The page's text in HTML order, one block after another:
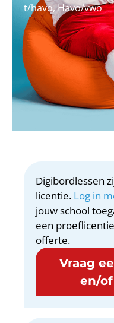
t/havo,Havo/vwo
Digibordlessen
licentie. Log in
jouw school
een
offerte.
Vraag
en/